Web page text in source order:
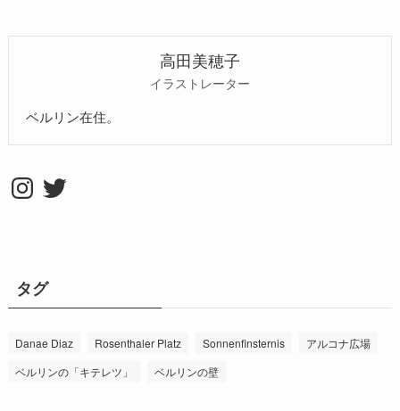
高田美穂子
イラストレーター
ベルリン在住。
Instagram
Twitter
タグ
Danae Diaz Rosenthaler Platz Sonnenfinsternis
アルコナ広場
ベルリンの「キテレツ」
ベルリンの壁